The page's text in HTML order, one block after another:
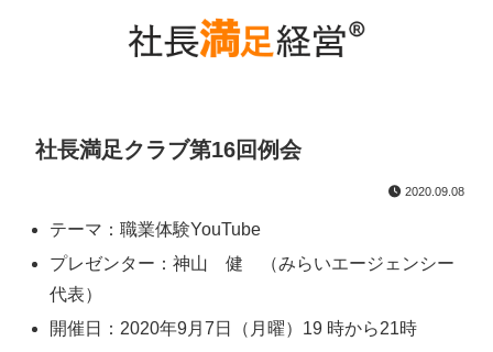
社長満足クラブ第16回例会
2020.09.08
テーマ：職業体験YouTube
プレゼンター：神山 健 （みらいエージェンシー
代表）
開催日：2020年9月7日（月曜）19 時から21時